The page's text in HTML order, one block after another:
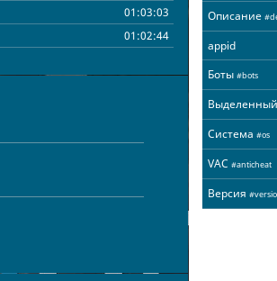
01:03:03
01:02:44
01:01:57
01:01:31
Описание
appid
Боты #bots
Выделенный
Система #os
VAC #anticheat
Версия